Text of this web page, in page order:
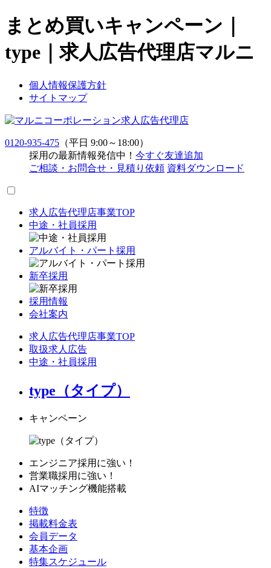
まとめ買いキャンペーン｜
type｜求人広告代理店マルニ
個人情報保護方針
サイトマップ
求人広告代理店
0120-935-475 （平日 9:00～18:00）
採用の最新情報発信中！ 今すぐ友達追加
ご相談・お問合せ・見積り依頼 資料ダウンロード
求人広告代理店事業TOP
中途・社員採用
アルバイト・パート採用
新卒採用
採用情報
会社案内
求人広告代理店事業TOP
取扱求人広告
中途・社員採用
type（タイプ）
キャンペーン
エンジニア採用に強い！
営業職採用に強い！
AIマッチング機能搭載
特徴
掲載料金表
会員データ
基本企画
特集スケジュール